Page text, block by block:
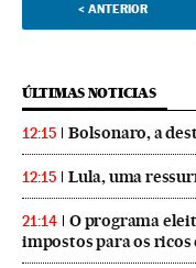
< ANTERIOR
ÚLTIMAS NOTICIAS
12:15 Bolsonaro, a
12:15 Lula, uma
21:14
O programa
impostos para os